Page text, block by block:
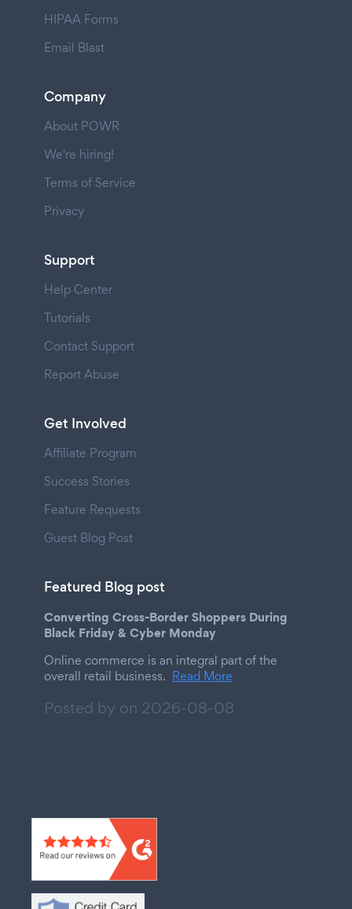
HIPAA Forms
Email Blast
Company
About POWR
We're hiring!
Terms of Service
Privacy
Support
Help Center
Tutorials
Contact Support
Report Abuse
Get Involved
Affiliate Program
Success Stories
Feature Requests
Guest Blog Post
Featured Blog post
Converting Cross-Border Shoppers During
Black Friday & Cyber Monday
Online commerce is an integral part of the
overall retail business. Read More
Posted by on 2026-08-08